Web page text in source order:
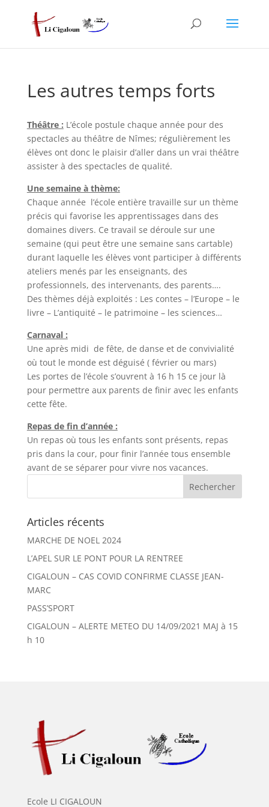
Les autres temps forts
Théâtre : L’école postule chaque année pour des
spectacles au théâtre de Nîmes; régulièrement les
élèves ont donc le plaisir d’aller dans un vrai théâtre
assister à des spectacles de qualité.
Une semaine à thème:
Chaque année l’école entière travaille sur un thème
précis qui favorise les apprentissages dans des
domaines divers. Ce travail se déroule sur une
semaine (qui peut être une semaine sans cartable)
durant laquelle les élèves vont participer à différents
ateliers menés par les enseignants, des
professionnels, des intervenants, des parents….
Des thèmes déjà exploités : Les contes – l’Europe – le
livre – L’antiquité – le patrimoine – les sciences…
Carnaval :
Une après midi de fête, de danse et de convivialité
où tout le monde est déguisé ( février ou mars)
Les portes de l’école s’ouvrent à 16 h 15 ce jour là
pour permettre aux parents de finir avec les enfants
cette fête.
Repas de fin d’année :
Un repas où tous les enfants sont présents, repas
pris dans la cour, pour finir l’année tous ensemble
avant de se séparer pour vivre nos vacances.
Articles récents
MARCHE DE NOEL 2024
L’APEL SUR LE PONT POUR LA RENTREE
CIGALOUN – CAS COVID CONFIRME CLASSE JEAN-
MARC
PASS’SPORT
CIGALOUN – ALERTE METEO DU 14/09/2021 MAJ à 15
h 10
Ecole LI CIGALOUN